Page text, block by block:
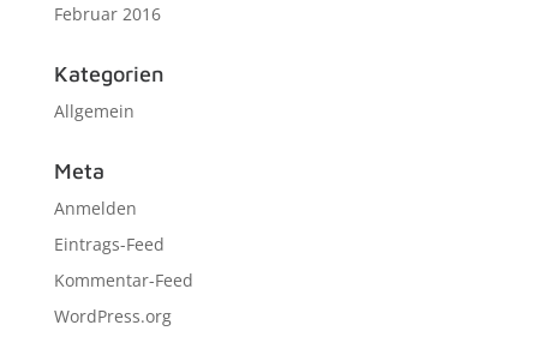
Februar 2016
Kategorien
Allgemein
Meta
Anmelden
Eintrags-Feed
Kommentar-Feed
WordPress.org